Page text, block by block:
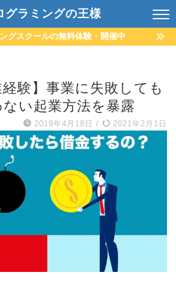
グラミングの王様
グスクールの無料体験・開催中
経験】事業に失敗しても
い起業方法を暴露
2019年4月18日 / 2021年2月1日